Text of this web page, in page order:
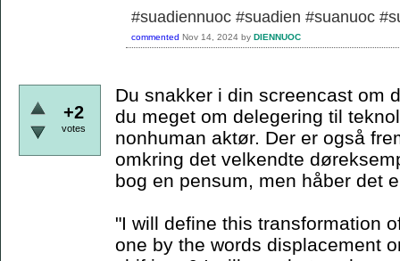
#suadiennuoc #suadien #suanuoc
commented Nov 14, 2024 by DIENNUOC
+2
votes
Du snakker i din screencast om
du meget om delegering til
nonhuman aktør. Der er også
omkring det velkendte
bog en pensum, men håber det
"I will define this transformation
one by the words displacement